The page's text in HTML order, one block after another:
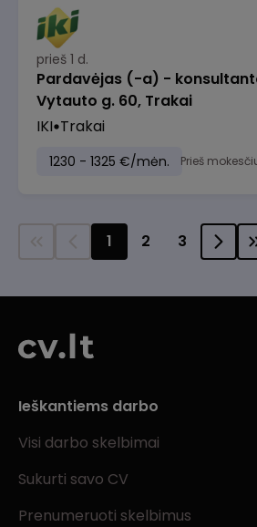
prieš 1 d.
Pardavėjas (-a) -
Vytauto g. 60, Trakai
IKI Trakai
1230 - 1325 €/mėn. Prieš
1 2 3
Ieškantiems darbo
Visi darbo skelbimai
Sukurti savo CV
Prenumeruoti skelbimus